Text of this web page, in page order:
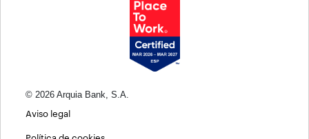
© 2026 Arquia Bank, S.A.
Aviso legal